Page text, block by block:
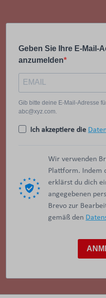
Geben Sie Ihre E-Mail-
anzumelden
Gib bitte deine E-Mail-Adresse
abc@xyz.com.
Ich akzeptiere die
Wir verwenden
Plattform. Indem
erklärst du dich
angegebenen
Brevo zur
gemäß den